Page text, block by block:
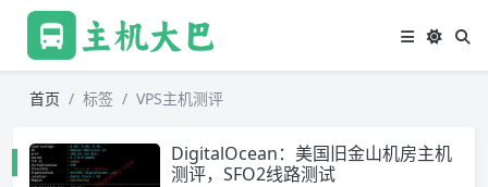
首页 标签 VPS主机测评
DigitalOcean：美国旧金山机房主机
测评，SFO2线路测试